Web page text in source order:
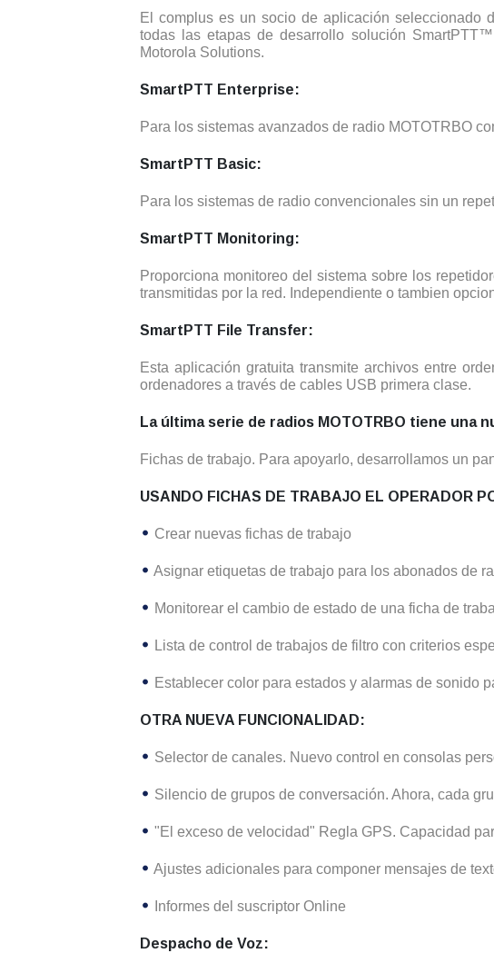
El complus es un socio de aplicación seleccionado
todas las etapas de desarrollo solución
Motorola Solutions.
SmartPTT Enterprise:
Para los sistemas avanzados de radio MOTOTRBO
SmartPTT Basic:
Para los sistemas de radio convencionales sin un
SmartPTT Monitoring:
Proporciona monitoreo del sistema sobre los
transmitidas por la red. Independiente o tambien
SmartPTT File Transfer:
Esta aplicación gratuita transmite archivos entre
ordenadores a través de cables USB primera clase.
La última serie de radios MOTOTRBO tiene una
Fichas de trabajo. Para apoyarlo, desarrollamos un
USANDO FICHAS DE TRABAJO EL OPERADOR
Crear nuevas fichas de trabajo
Asignar etiquetas de trabajo para los abonados de
Monitorear el cambio de estado de una ficha de
Lista de control de trabajos de filtro con criterios
Establecer color para estados y alarmas de sonido
OTRA NUEVA FUNCIONALIDAD:
Selector de canales. Nuevo control en consolas
Silencio de grupos de conversación. Ahora, cada
"El exceso de velocidad" Regla GPS. Capacidad
Ajustes adicionales para componer mensajes de
Informes del suscriptor Online
Despacho de Voz: